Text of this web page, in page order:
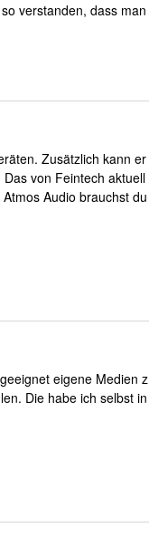
verstanden, dass
Zusätzlich kann
von Feintech
Audio brauchst
eigene Medien
Die habe ich selbst